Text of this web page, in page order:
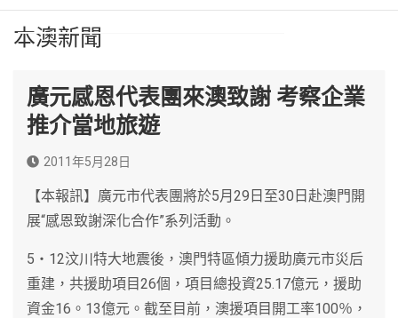
本澳新聞
廣元感恩代表團來澳致謝 考察企業
推介當地旅遊
2011年5月28日
【本報訊】廣元市代表團將於5月29日至30日赴澳門開
展“感恩致謝深化合作”系列活動。
5‧12汶川特大地震後，澳門特區傾力援助廣元市災后
重建，共援助項目26個，項目總投資25.17億元，援助
資金16。13億元。截至目前，澳援項目開工率100％，